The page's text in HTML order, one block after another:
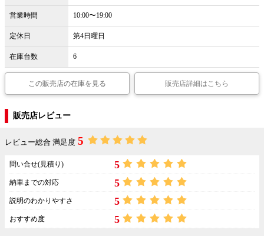
営業時間 10:00〜19:00
定休日 第4日曜日
在庫台数 6
この販売店の在庫を見る 販売店詳細はこちら
販売店レビュー
レビュー総合 満足度 5
問い合せ(見積り) 5
納車までの対応 5
説明のわかりやすさ 5
おすすめ度 5